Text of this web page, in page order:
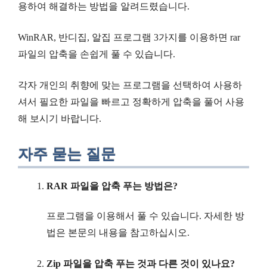
용하여 해결하는 방법을 알려드렸습니다.
WinRAR, 반디집, 알집 프로그램 3가지를 이용하면 rar
파일의 압축을 손쉽게 풀 수 있습니다.
각자 개인의 취향에 맞는 프로그램을 선택하여 사용하
셔서 필요한 파일을 빠르고 정확하게 압축을 풀어 사용
해 보시기 바랍니다.
자주 묻는 질문
RAR 파일을 압축 푸는 방법은?
프로그램을 이용해서 풀 수 있습니다. 자세한 방
법은 본문의 내용을 참고하십시오.
Zip 파일을 압축 푸는 것과 다른 것이 있나요?